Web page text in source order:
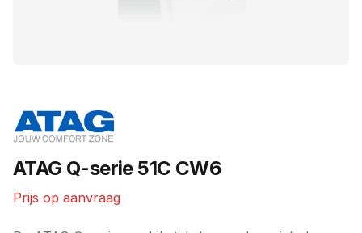
ATAG Q-serie 51C CW6
Prijs op aanvraag
Merk